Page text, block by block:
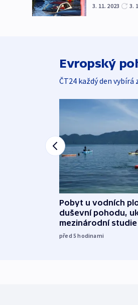
3. 11. 2023 3.
Evropský
ČT24 každý den
Pobyt u vodních
duševní pohodu,
mezinárodní studie
před 5hodinami